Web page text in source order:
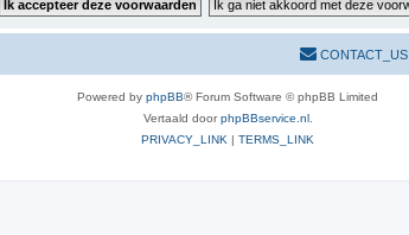
CONTACT_US
Powered by phpBB® Forum Software © phpBB Limited
Vertaald doorphpBBservice.nl.
PRIVACY_LINK | TERMS_LINK